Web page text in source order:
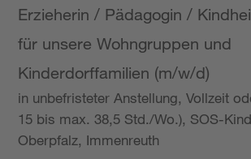
Erzieherin / Pädagogin /
für unsere Wohngruppen und
Kinderdorffamilien (m/w/d)
in unbefristeter Anstellung, Vollzeit
15 bis max. 38,5 Std./Wo.), SOS-
Oberpfalz, Immenreuth